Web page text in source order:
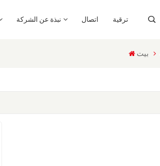
نبذة عن الشركة اتصال ترقية
بيت